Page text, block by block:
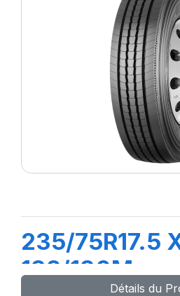
235/75R17.5
132/130M
Détails du